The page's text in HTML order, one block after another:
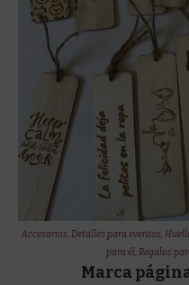
Accesorios, Detalles para eventos,
para él, Regalos
Marca